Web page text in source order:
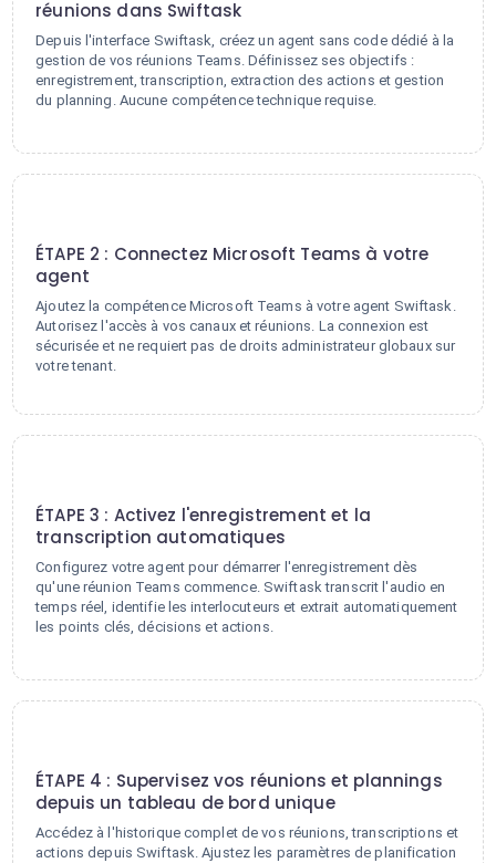
réunions dans Swiftask
Depuis l'interface Swiftask, créez un agent sans code dédié à la
gestion de vos réunions Teams. Définissez ses objectifs :
enregistrement, transcription, extraction des actions et gestion
du planning. Aucune compétence technique requise.
ÉTAPE 2 : Connectez Microsoft Teams à votre
agent
Ajoutez la compétence Microsoft Teams à votre agent Swiftask.
Autorisez l'accès à vos canaux et réunions. La connexion est
sécurisée et ne requiert pas de droits administrateur globaux sur
votre tenant.
ÉTAPE 3 : Activez l'enregistrement et la
transcription automatiques
Configurez votre agent pour démarrer l'enregistrement dès
qu'une réunion Teams commence. Swiftask transcrit l'audio en
temps réel, identifie les interlocuteurs et extrait automatiquement
les points clés, décisions et actions.
ÉTAPE 4 : Supervisez vos réunions et plannings
depuis un tableau de bord unique
Accédez à l'historique complet de vos réunions, transcriptions et
actions depuis Swiftask. Ajustez les paramètres de planification